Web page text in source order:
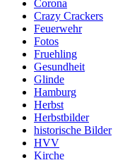
Corona
Crazy Crackers
Feuerwehr
Fotos
Fruehling
Gesundheit
Glinde
Hamburg
Herbst
Herbstbilder
historische Bilder
HVV
Kirche